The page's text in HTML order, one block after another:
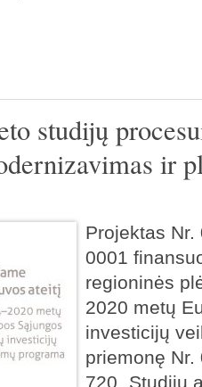
studijų
ir
Projektas Nr.
0001
regioninės
2020 metų
investicijų
priemonę Nr.
720 „Studijų